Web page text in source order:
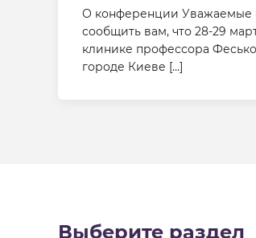
О конференции Уважаемые
сообщить вам, что 28-29
клинике профессора
городе Киеве […]
Выберите раздел